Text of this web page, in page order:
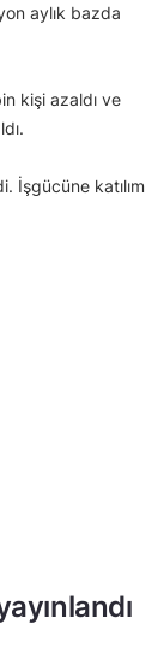
aylık bazda
kişi azaldı ve
İşgücüne katılım